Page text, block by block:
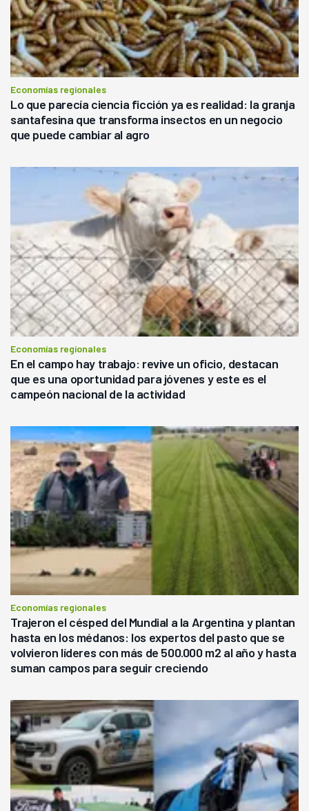
Economías regionales
Lo que parecía ciencia ficción ya es realidad: la granja
santafesina que transforma insectos en un negocio
que puede cambiar al agro
Economías regionales
En el campo hay trabajo: revive un oficio, destacan
que es una oportunidad para jóvenes y este es el
campeón nacional de la actividad
Economías regionales
Trajeron el césped del Mundial a la Argentina y plantan
hasta en los médanos: los expertos del pasto que se
volvieron líderes con más de 500.000 m2 al año y hasta
suman campos para seguir creciendo